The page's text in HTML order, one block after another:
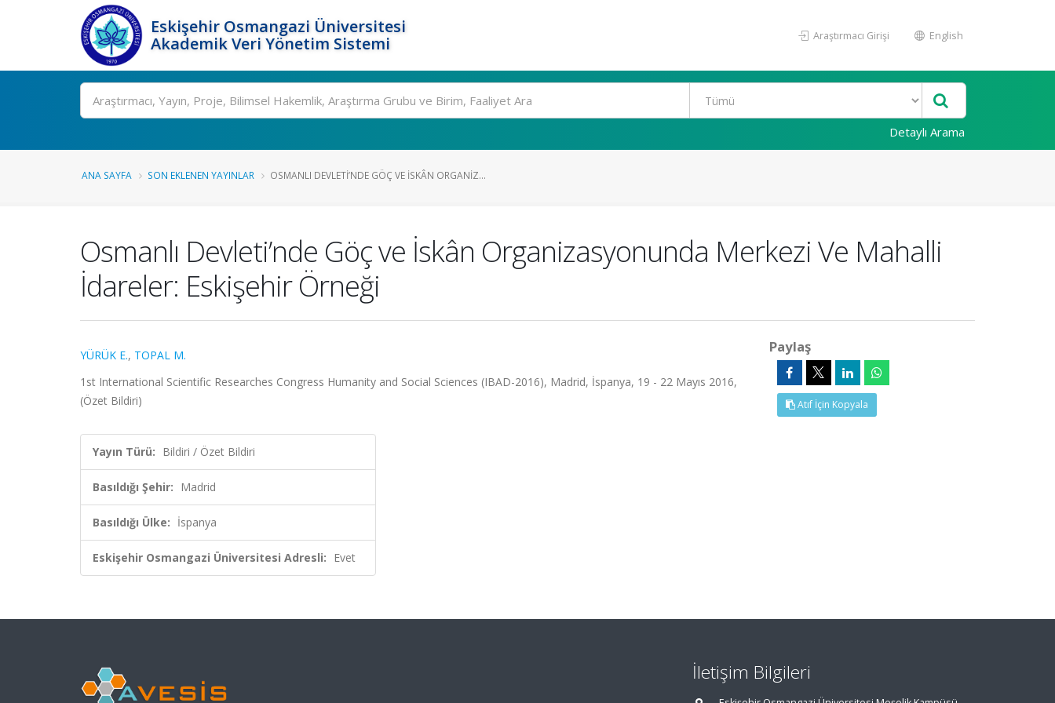
Eskişehir Osmangazi Üniversitesi
Akademik Veri Yönetim Sistemi
Araştırmacı Girişi English
Ara
Detaylı Arama
ANA SAYFA SON EKLENEN YAYINLAR OSMANLI DEVLETI’NDE GÖÇ VE İSKÂN ORGANIZ...
Osmanlı Devleti’nde Göç ve İskân Organizasyonunda Merkezi Ve Mahalli
İdareler: Eskişehir Örneği
YÜRÜK E., TOPAL M.
1st International Scientific Researches Congress Humanity and Social Sciences (IBAD-2016), Madrid, İspanya, 19 - 22 Mayıs 2016,
(Özet Bildiri)
Yayın Türü: Bildiri / Özet Bildiri
Basıldığı Şehir: Madrid
Basıldığı Ülke: İspanya
Eskişehir Osmangazi Üniversitesi Adresli: Evet
Paylaş
Atıf İçin Kopyala
İletişim Bilgileri